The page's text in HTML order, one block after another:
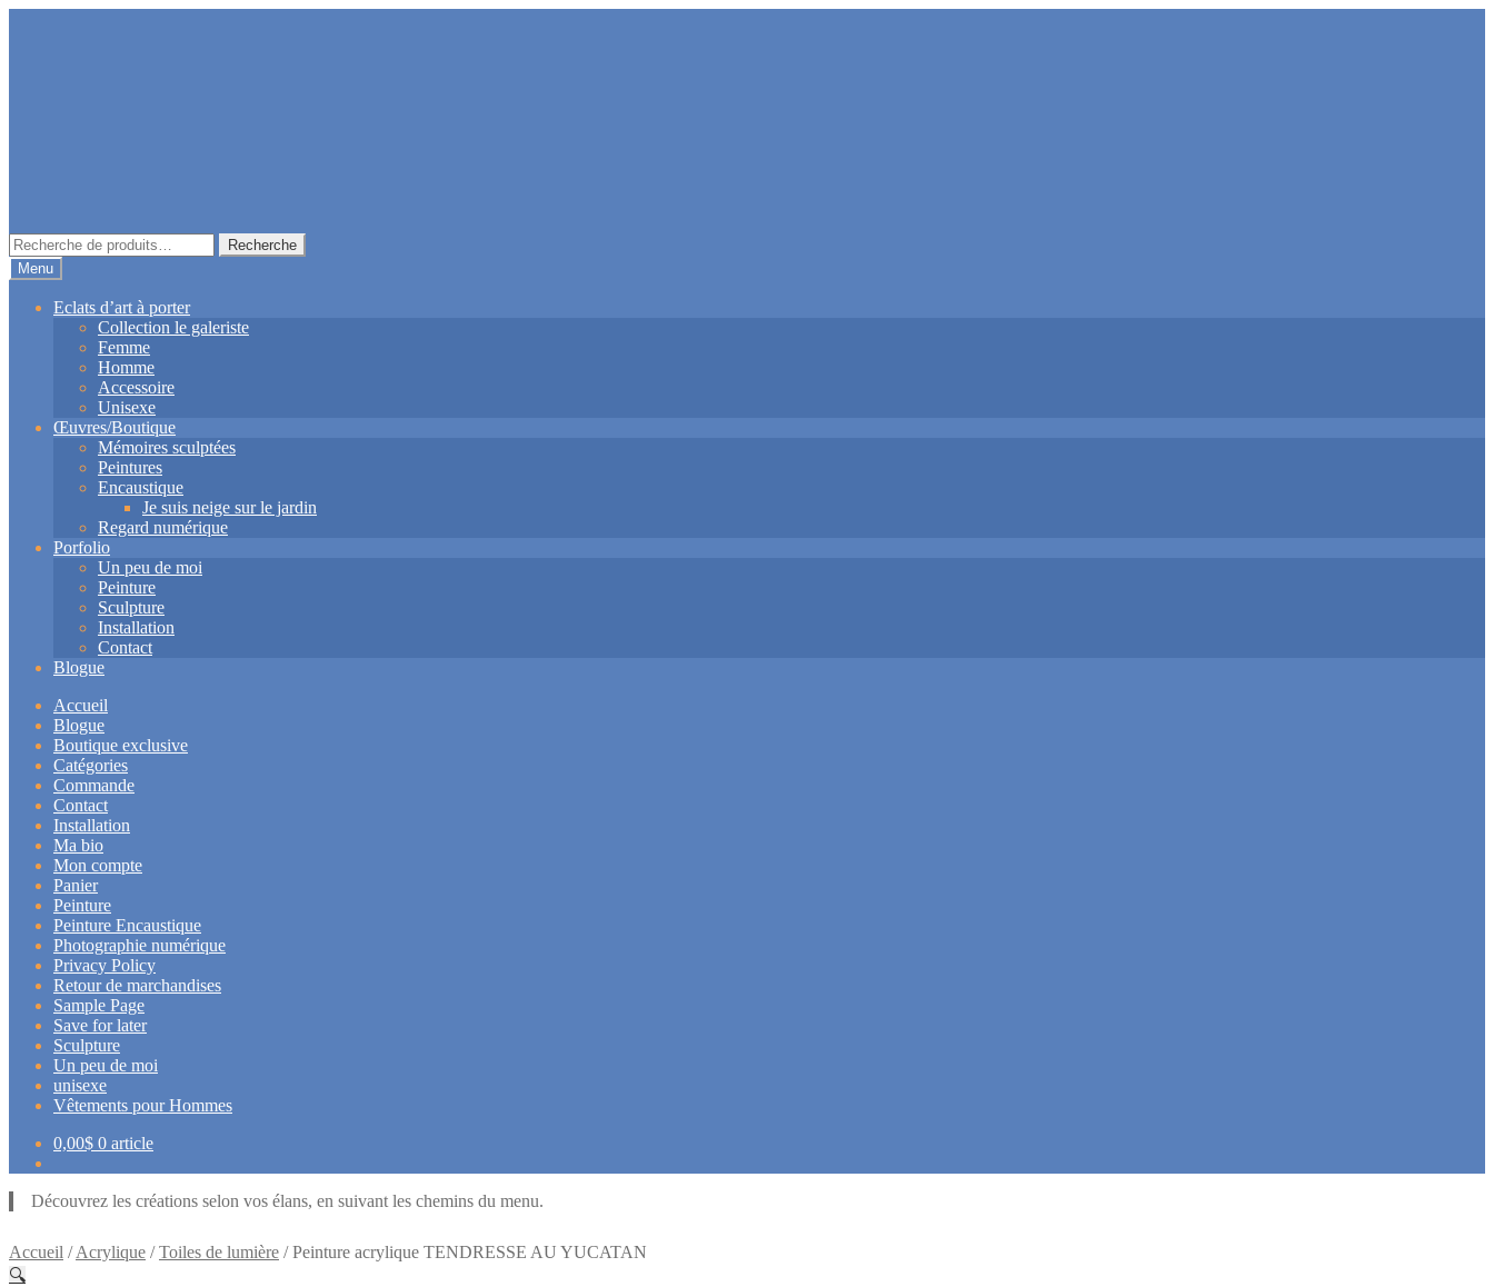
Recherche
pour :
Recherche
Menu
Eclats d’art à porter
Collection le galeriste
Femme
Homme
Accessoire
Unisexe
Œuvres/Boutique
Mémoires sculptées
Peintures
Encaustique
Je suis neige sur le jardin
Regard numérique
Porfolio
Un peu de moi
Peinture
Sculpture
Installation
Contact
Blogue
Accueil
Blogue
Boutique exclusive
Catégories
Commande
Contact
Installation
Ma bio
Mon compte
Panier
Peinture
Peinture Encaustique
Photographie numérique
Privacy Policy
Retour de marchandises
Sample Page
Save for later
Sculpture
Un peu de moi
unisexe
Vêtements pour Hommes
0,00$ 0 article
Découvrez les créations selon vos élans, en suivant les chemins du menu.
Accueil /Acrylique /Toiles de lumière /Peinture acrylique TENDRESSE AU YUCATAN
🔍